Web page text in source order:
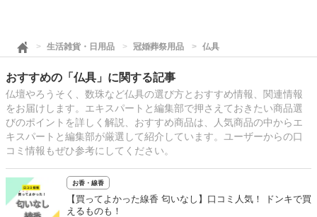
生活雑貨・日用品 冠婚葬祭用品 仏具
おすすめの「仏具」に関する記事
仏壇やろうそく、数珠など仏具の選び方とおすすめ情報、関連情報
をお届けします。エキスパートと編集部で押さえておきたい商品選
びのポイントを詳しく解説、おすすめ商品は、人気商品の中からエ
キスパートと編集部が厳選して紹介しています。ユーザーからの口
コミ情報もぜひ参考にしてください。
お香・線香
【買ってよかった線香 匂いなし】口コミ人気！ ドンキで買
えるものも！